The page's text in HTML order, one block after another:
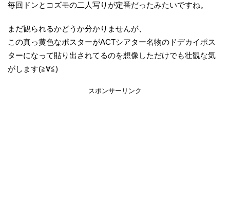
毎回ドンとコズモの二人写りが定番だったみたいですね。
まだ観られるかどうか分かりませんが、
この真っ黄色なポスターがACTシアター名物のドデカイポス
ターになって貼り出されてるのを想像しただけでも壮観な気
がします(≧∀≦)
スポンサーリンク